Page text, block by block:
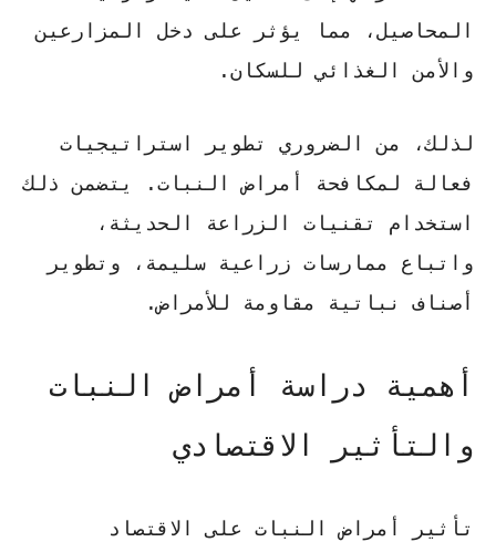
المحاصيل، مما يؤثر على دخل المزارعين
والأمن الغذائي للسكان.
لذلك، من الضروري تطوير استراتيجيات
فعالة لمكافحة أمراض النبات. يتضمن ذلك
استخدام تقنيات الزراعة الحديثة،
واتباع ممارسات زراعية سليمة، وتطوير
أصناف نباتية مقاومة للأمراض.
أهمية دراسة أمراض النبات
والتأثير الاقتصادي
تأثير أمراض النبات على الاقتصاد